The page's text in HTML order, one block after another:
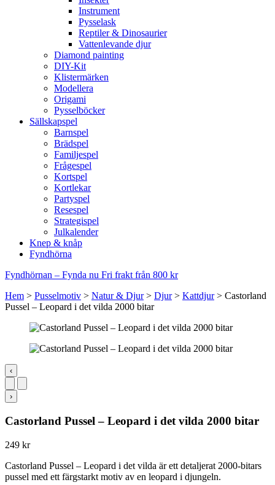
Instrument
Pysselask
Reptiler & Dinosaurier
Vattenlevande djur
Diamond painting
DIY-Kit
Klistermärken
Modellera
Origami
Pysselböcker
Sällskapspel
Barnspel
Brädspel
Familjespel
Frågespel
Kortspel
Kortlekar
Partyspel
Resespel
Strategispel
Julkalender
Knep & knåp
Fyndhörna
Fyndhörnan – Fynda nu Fri frakt från 800 kr
Hem > Pusselmotiv > Natur & Djur> Djur> Kattdjur> Castorland
Pussel – Leopard i det vilda 2000 bitar
‹
›
Castorland Pussel – Leopard i det vilda 2000 bitar
249 kr
Castorland Pussel – Leopard i det vilda är ett detaljerat 2000-bitars
pussel med ett färgstarkt motiv av en leopard i djungeln.